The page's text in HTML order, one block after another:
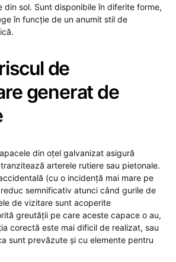
din sol. Sunt disponibile în diferite forme,
în funcție de un anumit stil de
de
generat de
din oțel galvanizat asigură
arterele rutiere sau pietonale.
(cu o incidență mai mare pe
semnificativ atunci când gurile de
de vizitare sunt acoperite
greutății pe care aceste capace o au,
corectă este mai dificil de realizat, sau
sunt prevăzute și cu elemente pentru